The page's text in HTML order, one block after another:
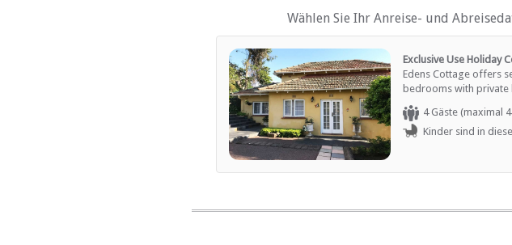
ESSEN UND TRINKEN
Braai / Grill (BBQ)
INTERNET
Kostenloses Wi-Fi
Wählen Sie Ihr Anreise- und
Exclusive Use Holiday
Edens Cottage offers
bedrooms with
downstairs and is
suite bathroom is fitted
second bedroom is
catering and includes
4 Gäste (maximal
Kinder sind in